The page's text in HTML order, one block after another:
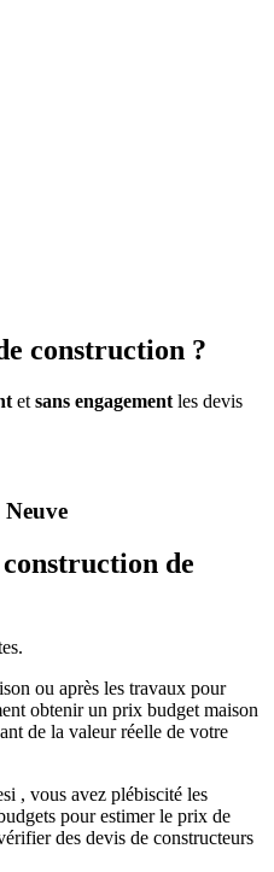
construction ?
et sans engagement les devis
de
ou après les travaux pour
obtenir un prix budget maison
de la valeur réelle de votre
, vous avez plébiscité les
pour estimer le prix de
des devis de constructeurs